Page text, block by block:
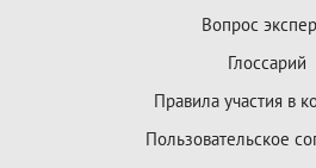
Вопрос
Глоссарий
Правила участия в
Пользовательское